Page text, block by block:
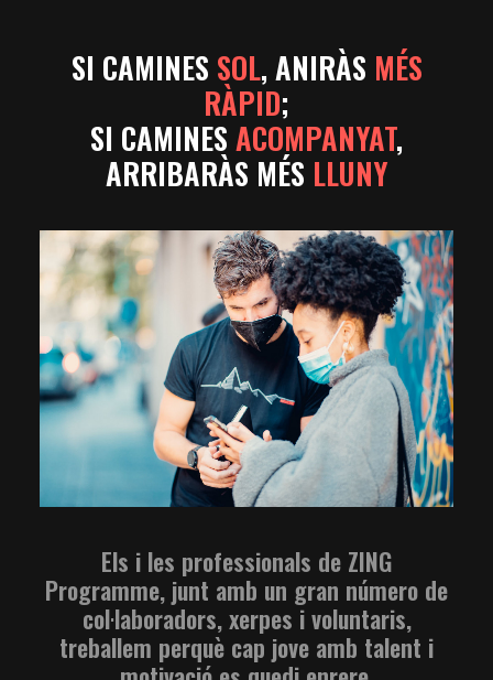
SI CAMINES SOL, ANIRÀS MÉS
RÀPID;
SI CAMINES ACOMPANYAT,
ARRIBARÀS MÉS LLUNY
Els i les professionals de ZING
Programme, junt amb un gran número de
col·laboradors, xerpes i voluntaris,
treballem perquè cap jove amb talent i